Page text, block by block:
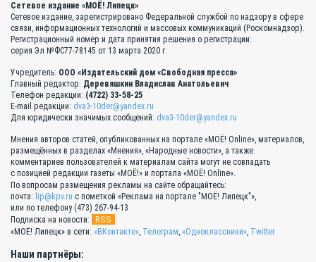
Сетевое издание «МОЁ! Липецк»
Сетевое издание, зарегистрировано Федеральной службой по надзору в сфере
связи, информационных технологий и массовых коммуникаций (Роскомнадзор).
Регистрационный номер и дата принятия решения о регистрации:
серия Эл №ФС77-78145 от 13 марта 2020 г.
Учредитель: ООО «Издательский дом «Свободная пресса»
Главный редактор: Деревяшкин Владислав Анатольевич
Телефон редакции: (4722) 33-58-25
E-mail редакции: dva3-10der@yandex.ru
Для юридически значимых сообщений: dva3-10der@yandex.ru
Мнения авторов статей, опубликованных на портале «МОЁ! Online», материалов,
размещённых в разделах «Мнения», «Народные новости», а также
комментариев пользователей к материалам сайта могут не совпадать
с позицией редакции газеты «МОЁ!» и портала «МОЁ! Online».
По вопросам размещения рекламы на сайте обращайтесь:
почта: lip@kpv.ru с пометкой «Реклама на портале "МОЁ! Липецк"»,
или по телефону (473) 267-94-13
Подписка на новости:
RSS
«МОЁ! Липецк» в сети: «ВКонтакте», Телеграм, «Одноклассники», Twitter
Наши партнёры: